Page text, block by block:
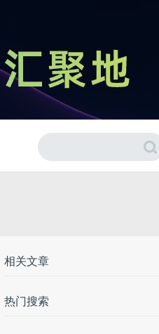
相关文章
热门搜索